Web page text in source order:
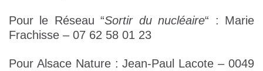
Pour le Réseau “Sortir du nucléaire“ : Marie
Frachisse – 07 62 58 01 23
Pour Alsace Nature : Jean-Paul Lacote – 0049